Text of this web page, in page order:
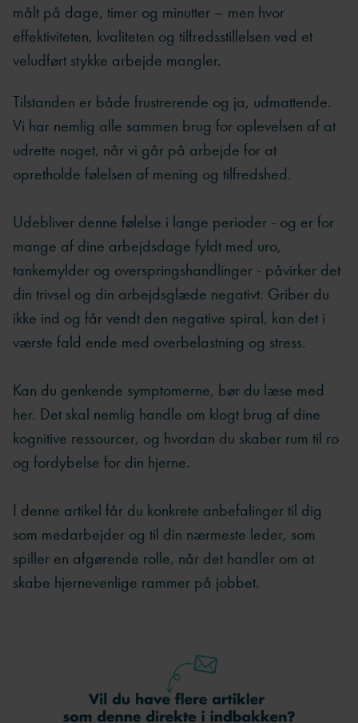
målt på dage, timer og minutter – men hvor
effektiviteten, kvaliteten og tilfredsstillelsen ved et
veludført stykke arbejde mangler.
Tilstanden er både frustrerende og ja, udmattende.
Vi har nemlig alle sammen brug for oplevelsen af at
udrette noget, når vi går på arbejde for at
opretholde følelsen af mening og tilfredshed.
Udebliver denne følelse i lange perioder - og er for
mange af dine arbejdsdage fyldt med uro,
tankemylder og overspringshandlinger - påvirker det
din trivsel og din arbejdsglæde negativt. Griber du
ikke ind og får vendt den negative spiral, kan det i
værste fald ende med overbelastning og stress.
Kan du genkende symptomerne, bør du læse med
her. Det skal nemlig handle om klogt brug af dine
kognitive ressourcer, og hvordan du skaber rum til ro
og fordybelse for din hjerne.
I denne artikel får du konkrete anbefalinger til dig
som medarbejder og til din nærmeste leder, som
spiller en afgørende rolle, når det handler om at
skabe hjernevenlige rammer på jobbet.